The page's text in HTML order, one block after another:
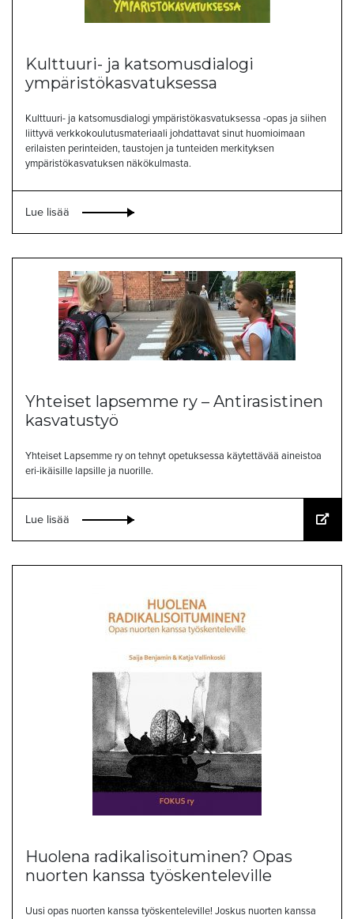
Kulttuuri- ja katsomusdialogi
ympäristökasvatuksessa
Kulttuuri- ja katsomusdialogi ympäristökasvatuksessa -opas ja siihen
liittyvä verkkokoulutusmateriaali johdattavat sinut huomioimaan
erilaisten perinteiden, taustojen ja tunteiden merkityksen
ympäristökasvatuksen näkökulmasta.
Lue lisää
Yhteiset lapsemme ry – Antirasistinen
kasvatustyö
Yhteiset Lapsemme ry on tehnyt opetuksessa käytettävää aineistoa
eri-ikäisille lapsille ja nuorille.
Lue lisää
Huolena radikalisoituminen? Opas
nuorten kanssa työskenteleville
Uusi opas nuorten kanssa työskenteleville! Joskus nuorten kanssa